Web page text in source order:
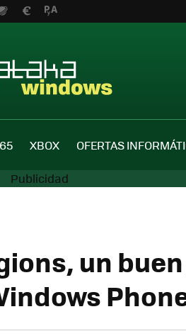
XBOX OFERTAS
un